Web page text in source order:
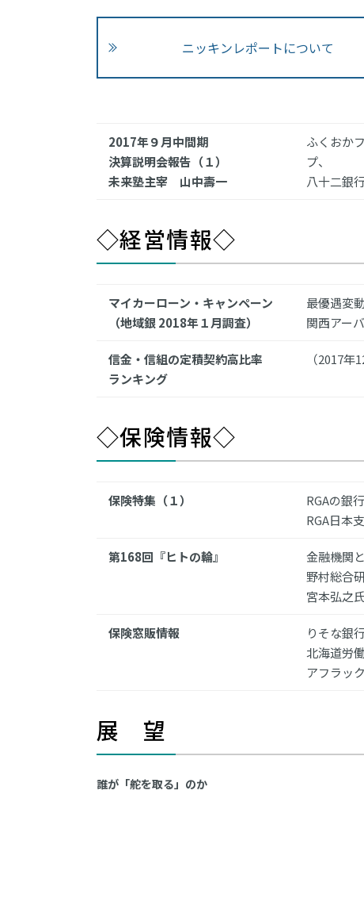
ニッキンレポートについて
2017年９月中間期
決算説明会報告（１）
未来塾主宰 山中壽一
ふくおか
プ、
八十二銀
◇経営情報◇
マイカーローン・キャンペーン
（地域銀 2018年１月調査）
最優遇変
関西アー
信金・信組の定積契約高比率
ランキング
（2017年
◇保険情報◇
保険特集（１）
RGAの銀
RGA日本
第168回『ヒトの輪』
金融機関
野村総合
宮本弘之
保険窓販情報
りそな銀
北海道労
アフラック
展 望
誰が「舵を取る」のか